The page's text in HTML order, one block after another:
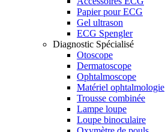
Papier pour ECG
Gel ultrason
ECG Spengler
Diagnostic Spécialisé
Otoscope
Dermatoscope
Ophtalmoscope
Matériel ophtalmologie
Trousse combinée
Lampe loupe
Loupe binoculaire